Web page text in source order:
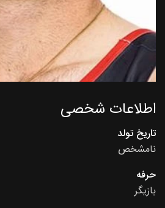
اطلاعات شخصی
تاریخ تولد
نامشخص
حرفه
بازیگر